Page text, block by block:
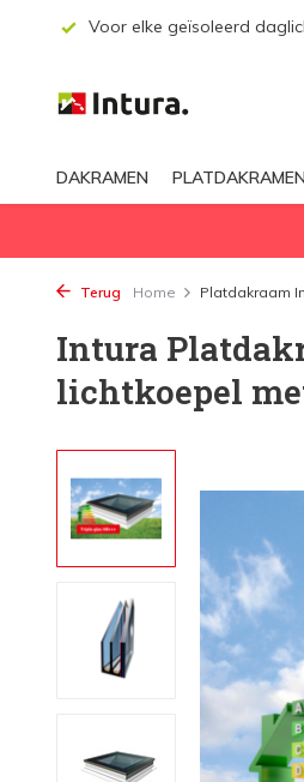
Snelle levering
DAKRAMEN PLATDAKRAMEN
Terug Home Platdakraam
Intura
lichtkoepel